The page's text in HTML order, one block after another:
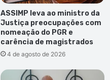
ASSIMP leva ao ministro da
Justiça preocupações com
nomeação do PGR e
carência de magistrados
4 de agosto de 2026